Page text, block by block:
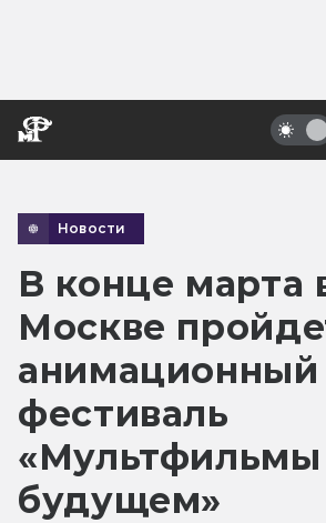
Новости
В конце марта
Москве
анимационный
фестиваль
«Мультфильмы
будущем»